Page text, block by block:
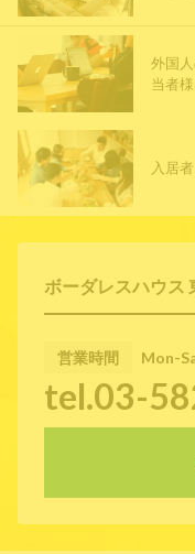
ボーダレスハウス
営業時間 Mon-
tel.03-
外国
当者
入居